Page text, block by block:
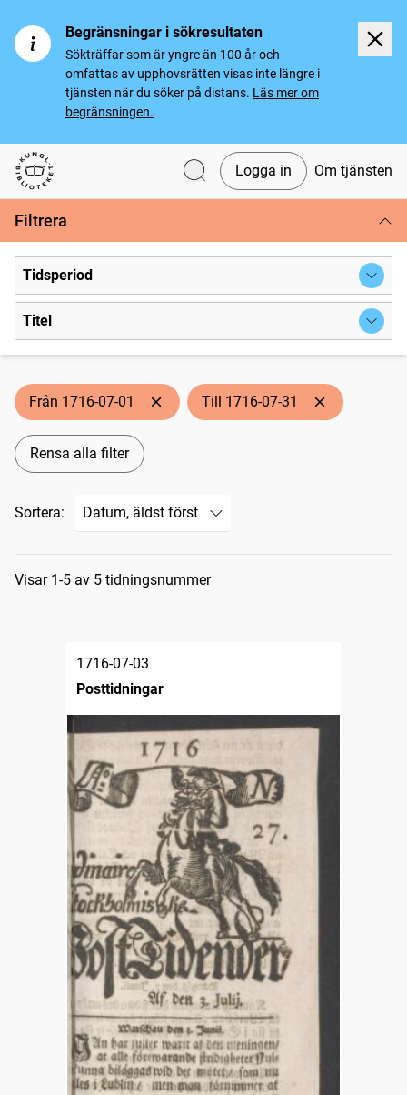
Begränsningar i sökresultaten
Sökträffar som är yngre än 100 år och
omfattas av upphovsrätten visas inte längre i
tjänsten när du söker på distans. Läs mer om
begränsningen.
Svenska tidningar
Logga in Om tjänsten
Filtrera
Tidsperiod
Titel
Från 1716-07-01 Till 1716-07-31
Rensa alla filter
Sortera:
Sökresultat
Visar 1-5 av 5 tidningsnummer
1716-07-03
Posttidningar